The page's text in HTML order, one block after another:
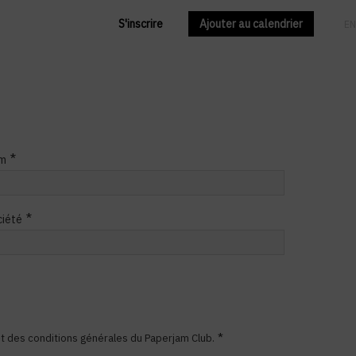
S'inscrire Ajouter au calendrier
*
*
conditions générales du Paperjam Club. *